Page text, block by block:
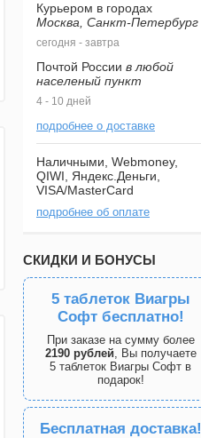
Курьером в городах
Москва, Санкт-Петербург
сегодня - завтра
Почтой России в любой
населеный пункт
4 - 10 дней
подробнее о доставке
Наличными, Webmoney,
QIWI, Яндекс.Деньги,
VISA/MasterCard
подробнее об оплате
СКИДКИ И БОНУСЫ
5 таблеток Виагры
Софт бесплатно!
При заказе на сумму более
2190 рублей, Вы получаете
5 таблеток Виагры Софт в
подарок!
Бесплатная доставка!